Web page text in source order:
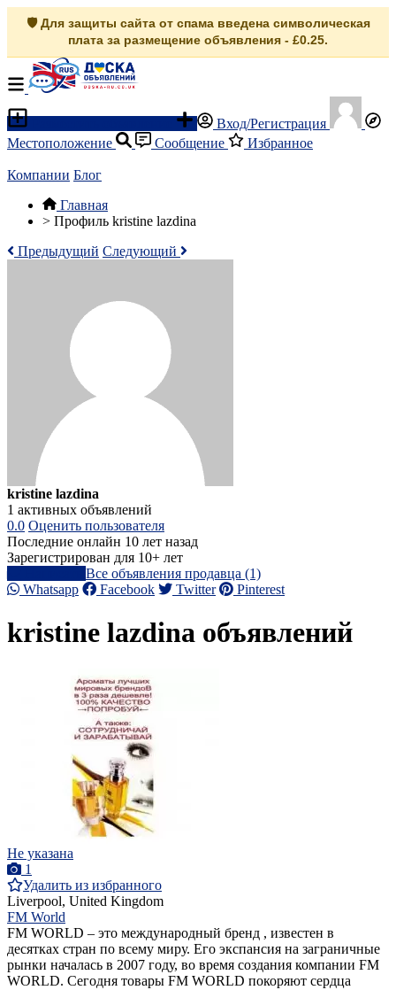
🛡️ Для защиты сайта от спама введена символическая
плата за размещение объявления - £0.25.
Вход/Регистрация
Местоположение
Сообщение Избранное
Компании Блог
Главная
> Профиль kristine lazdina
Предыдущий Следующий
kristine lazdina
1 активных объявлений
0.0 Оценить пользователя
Последние онлайн 10 лет назад
Зарегистрирован для 10+ лет
Все объявления продавца (1)
Whatsapp
Facebook Twitter Pinterest
kristine lazdina объявлений
Не указана
1
Удалить из избранного
Liverpool, United Kingdom
FM World
FM WORLD – это международный бренд , известен в
десятках стран по всему миру. Его экспансия на заграничные
рынки началась в 2007 году, во время создания компании FM
WORLD. Сегодня товары FM WORLD покоряют сердца